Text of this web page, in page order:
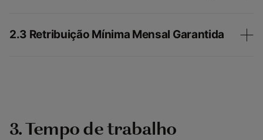
2.3 Retribuição Mínima Mensal Garantida
3. Tempo de trabalho